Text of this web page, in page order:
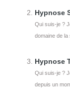
Hypnose
Qui suis-je ?
domaine de la
Hypnose
Qui suis-je ?
depuis un